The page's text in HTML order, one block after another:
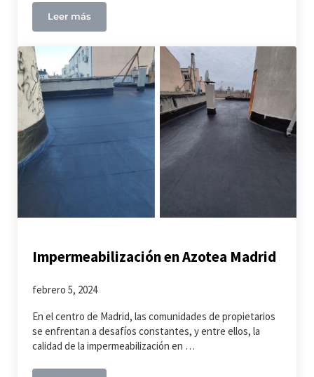
Leer másObra de Impermeabilización en Chalet Madrid
Impermeabilización en Azotea Madrid
febrero 5, 2024
En el centro de Madrid, las comunidades de propietarios
se enfrentan a desafíos constantes, y entre ellos, la
calidad de la impermeabilización en …